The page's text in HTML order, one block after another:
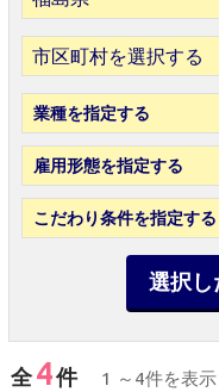
市区町村を選択する
業種を指定する
雇用形態を指定する
こだわり条件を指定する
選択し
全4件 1 ～4件を表示